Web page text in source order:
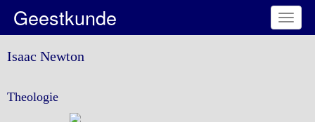
Toggle
Geestkunde
Isaac Newton
Theologie